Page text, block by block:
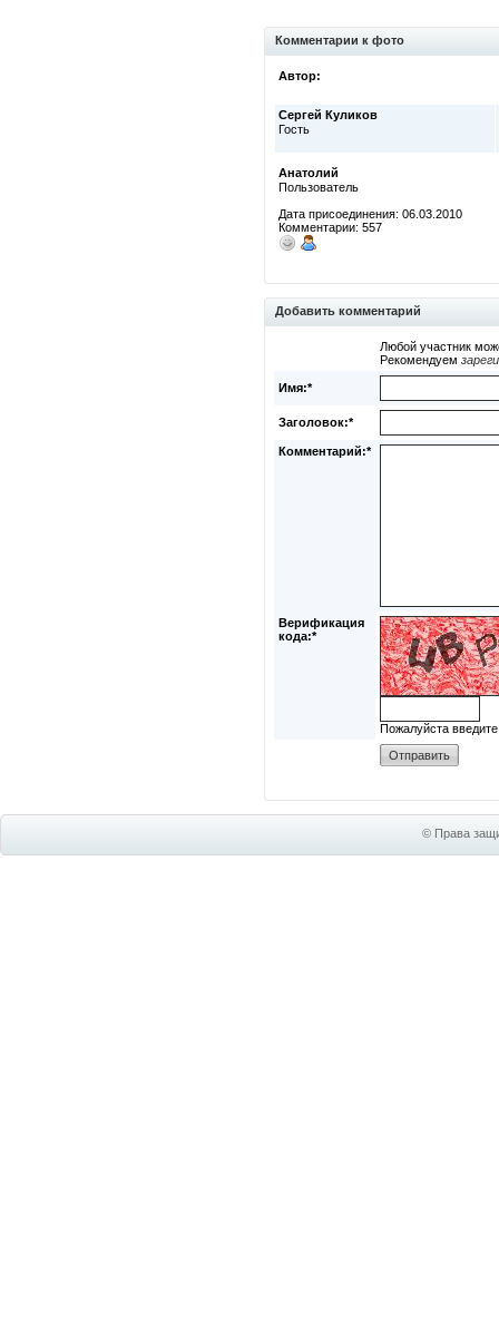
Комментарии к фото
Автор:
Сергей Куликов
Гость
Анатолий
Пользователь
Дата присоединения: 06.03.2010
Комментарии: 557
Добавить комментарий
Любой участник
Рекомендуем
Имя:*
Заголовок:*
Комментарий:*
Верификация
кода:*
Пожалуйста
© Права